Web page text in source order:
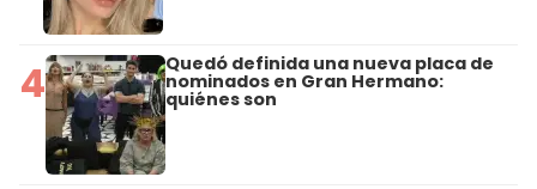
4 Quedó definida una nueva placa de
nominados en Gran Hermano:
quiénes son